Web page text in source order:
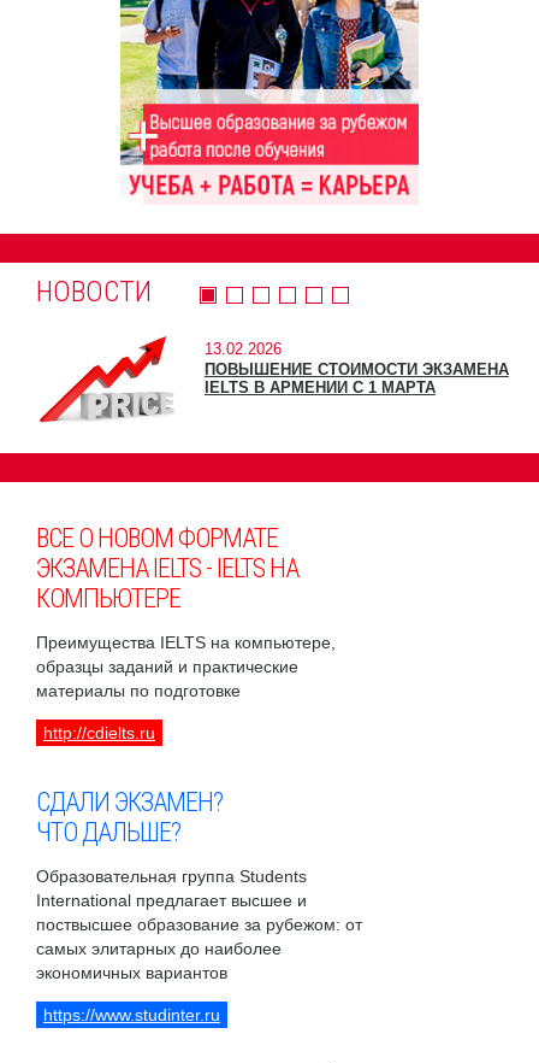
НОВОСТИ
13.02.2026
ПОВЫШЕНИЕ СТОИМОСТИ ЭКЗАМЕНА
IELTS В АРМЕНИИ С 1 МАРТА
ВСЕ О НОВОМ ФОРМАТЕ
ЭКЗАМЕНА IELTS - IELTS НА
КОМПЬЮТЕРЕ
Преимущества IELTS на компьютере,
образцы заданий и практические
материалы по подготовке
http://cdielts.ru
СДАЛИ ЭКЗАМЕН?
ЧТО ДАЛЬШЕ?
Образовательная группа Students
International предлагает высшее и
поствысшее образование за рубежом: от
самых элитарных до наиболее
экономичных вариантов
https://www.studinter.ru